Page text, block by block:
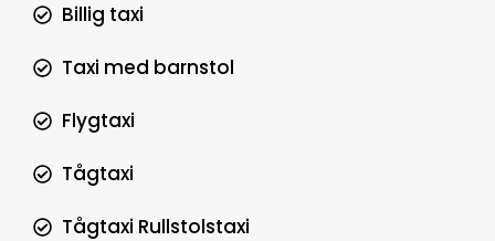
Billig taxi
Taxi med barnstol
Flygtaxi
Tågtaxi
Tågtaxi Rullstolstaxi